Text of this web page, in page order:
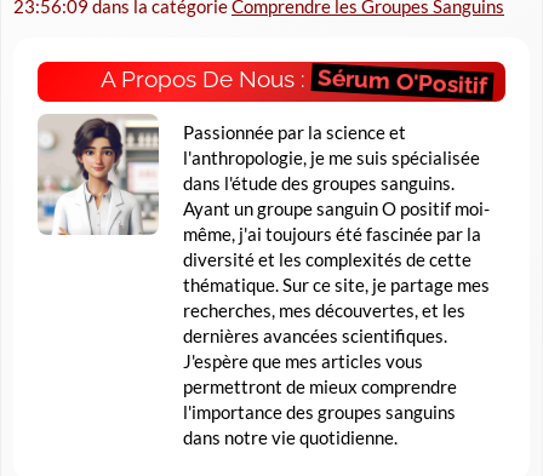
23:56:09 dans la catégorieComprendre les Groupes Sanguins
A Propos De Nous : Sérum O'Positif
Passionnée par la science et
l'anthropologie, je me suis spécialisée
dans l'étude des groupes sanguins.
Ayant un groupe sanguin O positif moi-
même, j'ai toujours été fascinée par la
diversité et les complexités de cette
thématique. Sur ce site, je partage mes
recherches, mes découvertes, et les
dernières avancées scientifiques.
J'espère que mes articles vous
permettront de mieux comprendre
l'importance des groupes sanguins
dans notre vie quotidienne.